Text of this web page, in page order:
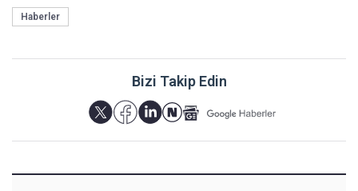
Haberler
Bizi Takip Edin